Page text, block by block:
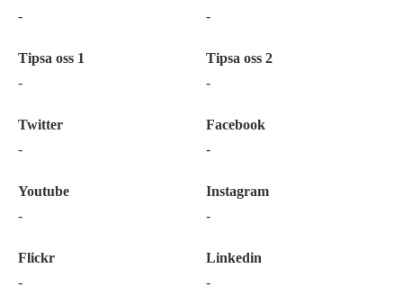
-
-
Tipsa oss 1
-
Tipsa oss 2
-
Twitter
-
Facebook
-
Youtube
-
Instagram
-
Flickr
-
Linkedin
-